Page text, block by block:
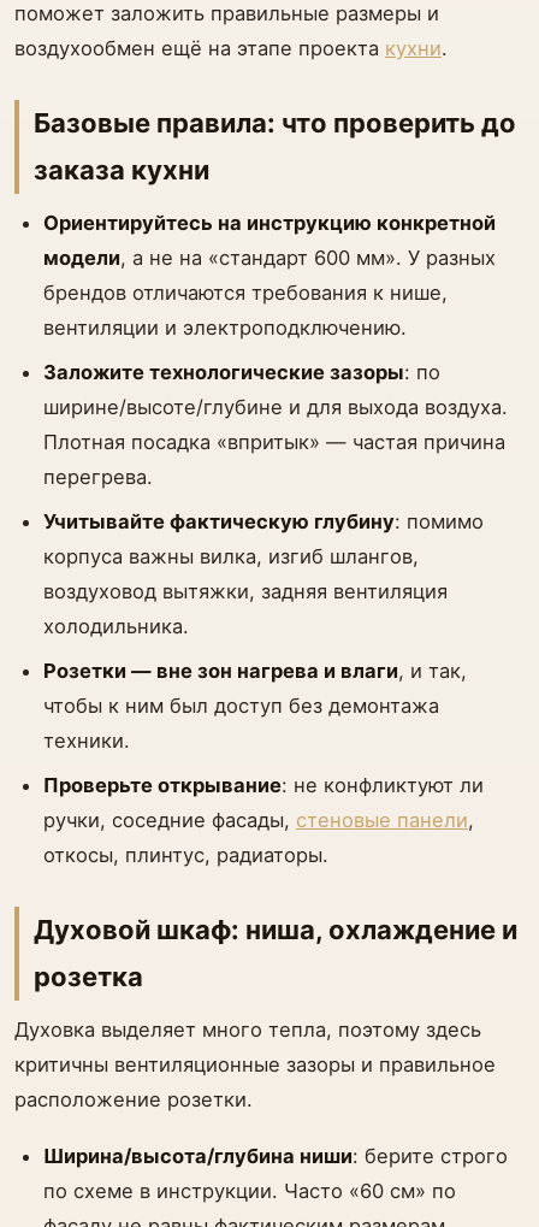
поможет заложить правильные размеры и
воздухообмен ещё на этапе проекта кухни.
Базовые правила: что проверить до
заказа кухни
Ориентируйтесь на инструкцию конкретной
модели, а не на «стандарт 600 мм». У разных
брендов отличаются требования к нише,
вентиляции и электроподключению.
Заложите технологические зазоры: по
ширине/высоте/глубине и для выхода воздуха.
Плотная посадка «впритык» — частая причина
перегрева.
Учитывайте фактическую глубину: помимо
корпуса важны вилка, изгиб шлангов,
воздуховод вытяжки, задняя вентиляция
холодильника.
Розетки — вне зон нагрева и влаги, и так,
чтобы к ним был доступ без демонтажа
техники.
Проверьте открывание: не конфликтуют ли
ручки, соседние фасады, стеновые панели,
откосы, плинтус, радиаторы.
Духовой шкаф: ниша, охлаждение и
розетка
Духовка выделяет много тепла, поэтому здесь
критичны вентиляционные зазоры и правильное
расположение розетки.
Ширина/высота/глубина ниши: берите строго
по схеме в инструкции. Часто «60 см» по